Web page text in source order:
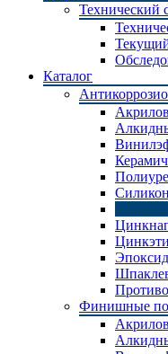
Технический
Текущий
Каталог
Финишные